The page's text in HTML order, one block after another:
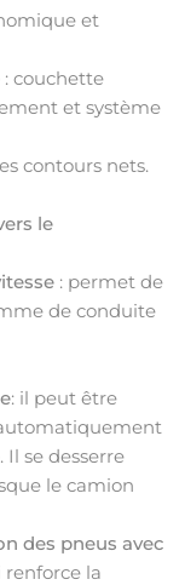
et
: couchette
et système
contours nets.
le
: permet de
de conduite
: il peut être
Il se desserre
le camion
des pneus avec
renforce la